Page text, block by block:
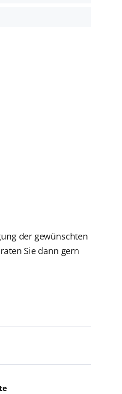
der gewünschten
Sie dann gern
bereichern
hinweisen, dass